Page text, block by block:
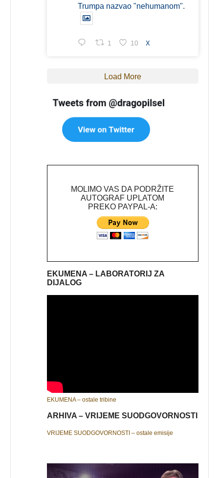
Trumpa nazvao "nehumanom".
1 10 X
Load More
MOLIMO VAS DA PODRŽITE
AUTOGRAF UPLATOM
PREKO PAYPAL-A:
EKUMENA – LABORATORIJ ZA
DIJALOG
EKUMENA – ostale tribine
ARHIVA – VRIJEME SUODGOVORNOSTI
VRIJEME SUODGOVORNOSTI – ostale emisije